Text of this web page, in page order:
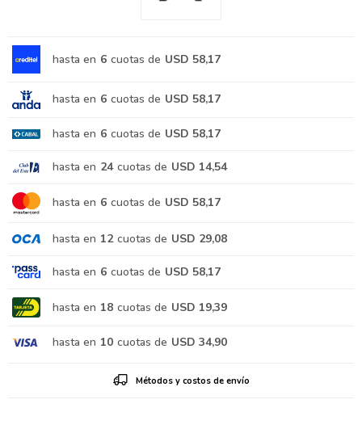
hasta en 6 cuotas de USD 58,17
hasta en 6 cuotas de USD 58,17
hasta en 6 cuotas de USD 58,17
hasta en 24 cuotas de USD 14,54
hasta en 6 cuotas de USD 58,17
hasta en 12 cuotas de USD 29,08
hasta en 6 cuotas de USD 58,17
hasta en 18 cuotas de USD 19,39
hasta en 10 cuotas de USD 34,90
Métodos y costos de envío